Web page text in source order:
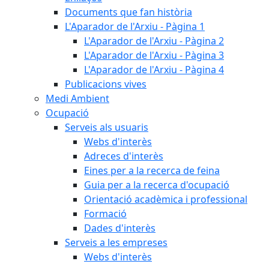
Documents que fan història
L'Aparador de l'Arxiu - Pàgina 1
L'Aparador de l'Arxiu - Pàgina 2
L'Aparador de l'Arxiu - Pàgina 3
L'Aparador de l'Arxiu - Pàgina 4
Publicacions vives
Medi Ambient
Ocupació
Serveis als usuaris
Webs d'interès
Adreces d'interès
Eines per a la recerca de feina
Guia per a la recerca d'ocupació
Orientació acadèmica i professional
Formació
Dades d'interès
Serveis a les empreses
Webs d'interès